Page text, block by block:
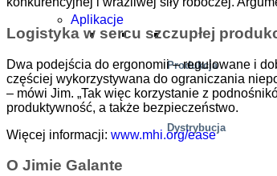
Aplikacje
Produkcja
Dystrybucja
Logistyka w sercu szczupłej
Dwa podejścia do ergonomii – regulowane i
częściej wykorzystywana do ograniczania
– mówi Jim. „Tak więc korzystanie z
produktywność, a także bezpieczeństwo.
Więcej informacji: www.mhi.org/ease
O Jimie Galante